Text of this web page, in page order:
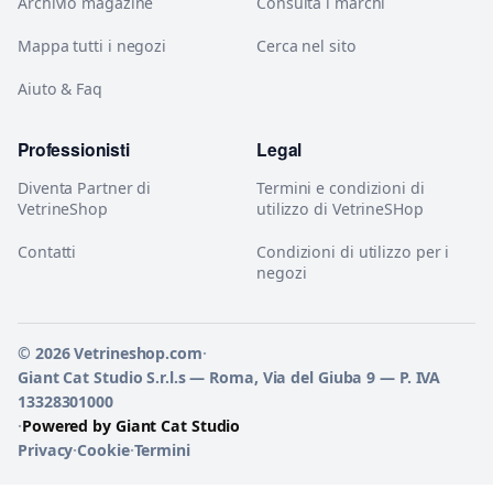
Mappa tutti i negozi
Aiuto & Faq
Cerca nel sito
Professionisti
Diventa Partner di
VetrineShop
Contatti
Legal
Termini e condizioni di
utilizzo di VetrineSHop
Condizioni di utilizzo per i
negozi
© 2026 Vetrineshop.com·
Giant Cat Studio S.r.l.s — Roma, Via del Giuba 9 — P. IVA
13328301000
·Powered by Giant Cat Studio
Privacy·Cookie·Termini